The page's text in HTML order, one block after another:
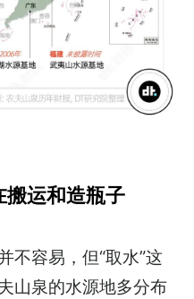
搬运和造瓶子
不容易，但“取水”这
山泉的水源地多分布